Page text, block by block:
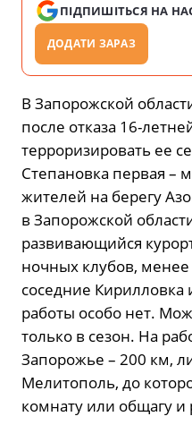
ПІДПИШІТЬСЯ НА НАС
ДОДАТИ ЗАРАЗ
В Запорожской
после отказа 16-
терроризировать ее
Степановка первая –
жителей на берегу
в Запорожской
развивающийся
ночных клубов,
соседние Кирилловка
работы особо нет.
только в сезон. На
Запорожье – 200 км,
Мелитополь, до
комнату или общагу и